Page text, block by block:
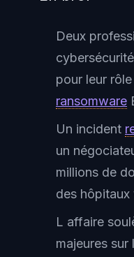
Deux
pour leur
ransomware
Un incident
un
millions de
des hôpitaux
L affaire
majeures